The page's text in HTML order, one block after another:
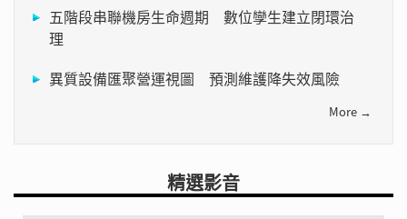
五階段串聯機房生命週期 數位孿生建立閉環治
理
異質設備匯聚營運視圖 預測維護降失效風險
More →
精選影音